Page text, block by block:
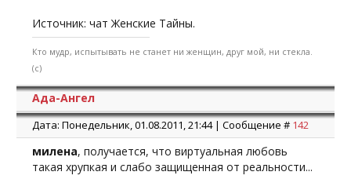
Источник: чат Женские Тайны.
Кто мудр, испытывать не станет ни женщин, друг мой, ни стекла.
(с)
Ада-Ангел
Дата: Понедельник, 01.08.2011, 21:44 | Сообщение # 142
милена, получается, что виртуальная любовь
такая хрупкая и слабо защищенная от реальности...